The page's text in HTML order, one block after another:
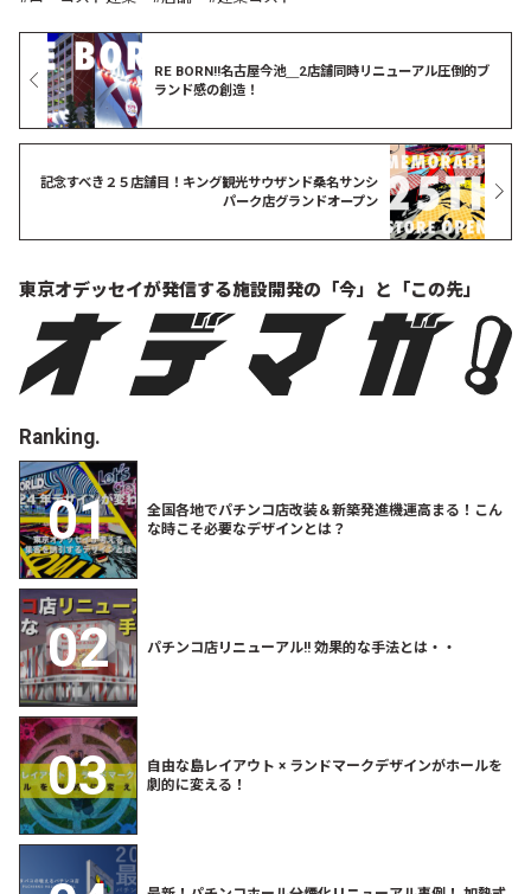
RE BORN!!名古屋今池＿2店舗同時リニューアル圧倒的ブ
ランド感の創造！
記念すべき２５店舗目！キング観光サウザンド桑名サンシ
パーク店グランドオープン
東京オデッセイが発信する施設開発の「今」と「この先」
Ranking.
全国各地でパチンコ店改装＆新築発進機運高まる！こん
な時こそ必要なデザインとは？
パチンコ店リニューアル!! 効果的な手法とは・・
自由な島レイアウト × ランドマークデザインがホールを
劇的に変える！